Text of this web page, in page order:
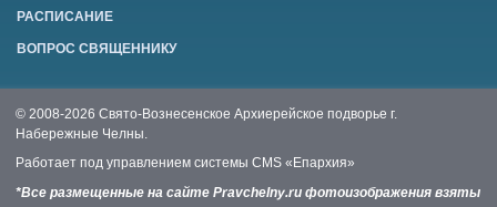
РАСПИСАНИЕ
ВОПРОС СВЯЩЕННИКУ
© 2008-2026 Свято-Вознесенское Архиерейское подворье г.
Набережные Челны.
Работает под управлением системы CMS «Епархия»
*Все размещенные на сайте Pravchelny.ru фотоизображения взяты